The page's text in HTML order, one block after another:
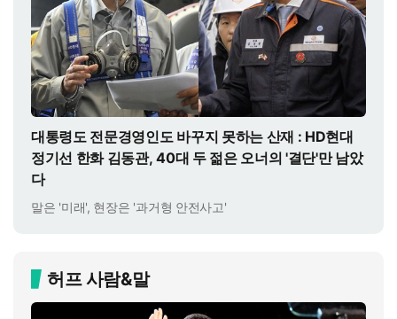
대통령도 전문경영인도 바꾸지 못하는 산재 : HD현대
정기선 한화 김동관, 40대 두 젊은 오너의 '결단'만 남았
다
말은 '미래', 현장은 '과거형 안전사고'
허프 사람&말